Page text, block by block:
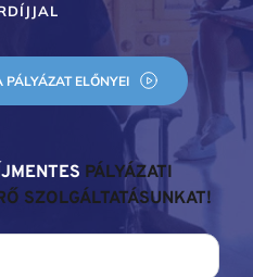
PÁLYÁZAT ELŐNYEI
PÁLYÁZATI
SZOLGÁLTATÁSUNKAT!